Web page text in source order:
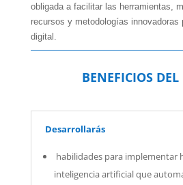
obligada a facilitar las herramientas,
recursos y metodologías innovadoras
digital.
BENEFICIOS DEL
Desarrollarás
habilidades para implementar
inteligencia artificial que